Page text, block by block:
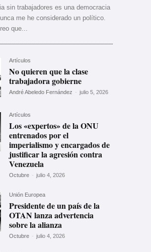
sin trabajadores es una democracia
me he considerado un político.
que...
Artículos
No quieren que la clase
trabajadora gobierne
André Abeledo Fernández - julio 5, 2026
Artículos
Los «expertos» de la ONU
entrenados por el
imperialismo y encargados de
justificar la agresión contra
Venezuela
Octubre - julio 4, 2026
Unión Europea
Presidente de un país de la
OTAN lanza advertencia
sobre la alianza
Octubre - julio 4, 2026